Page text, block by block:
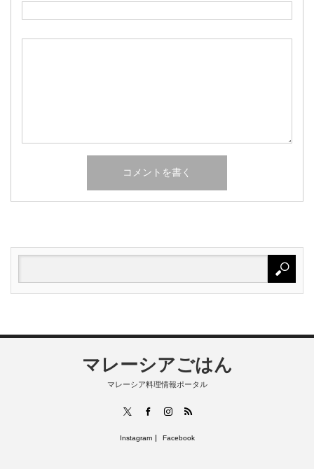
マレーシアごはん
マレーシア料理情報ポータル
FacebookInstagram
RSS
Instagram Facebook